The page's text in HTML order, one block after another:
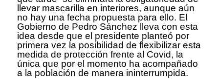
llevar mascarilla en interiores, aunque aún
no hay una fecha propuesta para ello. El
Gobierno de Pedro Sánchez lleva con esta
idea desde que el presidente planteó por
primera vez la posibilidad de flexibilizar esta
medida de protección frente al Covid, la
única que por el momento ha acompañado
a la población de manera ininterrumpida.